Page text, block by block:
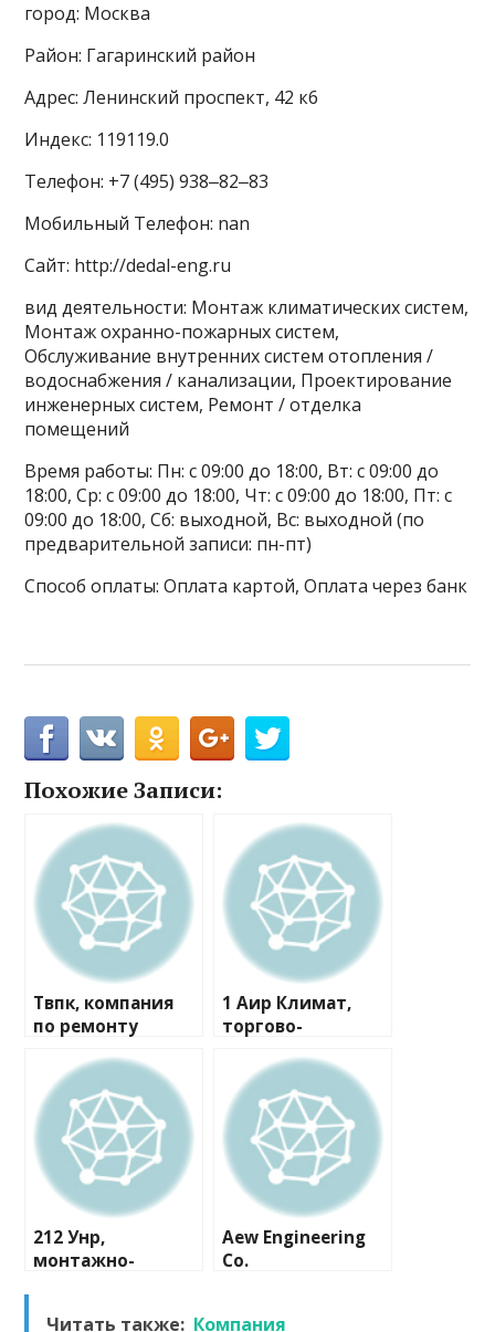
город: Москва
Район: Гагаринский район
Адрес: Ленинский проспект, 42 к6
Индекс: 119119.0
Телефон: +7 (495) 938‒82‒83
Мобильный Телефон: nan
Сайт: http://dedal-eng.ru
вид деятельности: Монтаж климатических систем,
Монтаж охранно-пожарных систем,
Обслуживание внутренних систем отопления /
водоснабжения / канализации, Проектирование
инженерных систем, Ремонт / отделка
помещений
Время работы: Пн: с 09:00 до 18:00, Вт: с 09:00 до
18:00, Ср: с 09:00 до 18:00, Чт: с 09:00 до 18:00, Пт: с
09:00 до 18:00, Сб: выходной, Вс: выходной (по
предварительной записи: пн-пт)
Способ оплаты: Оплата картой, Оплата через банк
Похожие Записи:
Твпк, компания
по ремонту
1 Аир Климат,
торгово-
компания
212 Унр,
монтажно-
Aew Engineering
Co.
Читать также: Компания